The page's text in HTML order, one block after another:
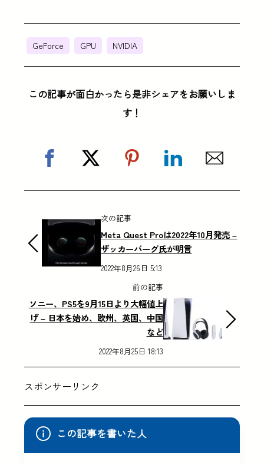
GeForce GPU NVIDIA
この記事が面白かったら是非シェアをお願いしま
す！
次の記事
Meta Quest Proは2022年10月発売 –
ザッカーバーグ氏が明言
2022年8月26日 5:13
前の記事
ソニー、PS5を9月15日より大幅値上
げ – 日本を始め、欧州、英国、中国
など
2022年8月25日 18:13
スポンサーリンク
この記事を書いた人